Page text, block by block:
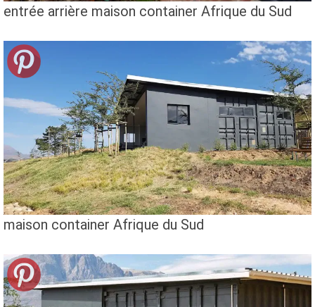
entrée arrière maison container Afrique du Sud
maison container Afrique du Sud